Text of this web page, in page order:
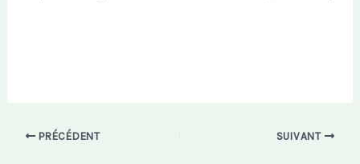
PRÉCÉDENT SUIVANT